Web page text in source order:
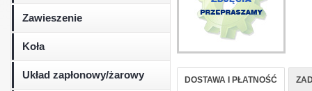
Zawieszenie
Koła
Układ zapłonowy/żarowy DOSTAWA I PŁATNOŚĆ